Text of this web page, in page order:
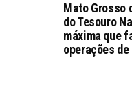
Mato Grosso
do Tesouro
máxima que
operações